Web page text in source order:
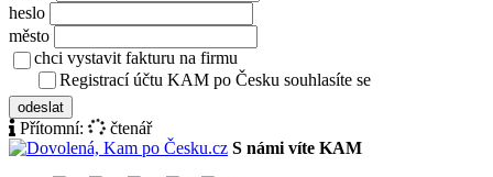
heslo
město
chci vystavit fakturu na firmu
Registrací účtu KAM po Česku souhlasíte se
odeslat
Přítomní:
čtenář
S námi víte KAM